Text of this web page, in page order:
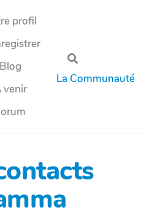
profil
Blog
venir
La Communauté